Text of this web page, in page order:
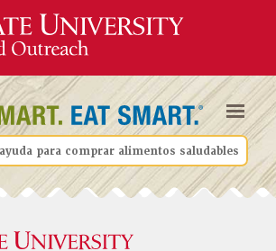
para comprar alimentos saludables